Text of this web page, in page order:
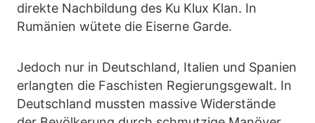
direkte Nachbildung des Ku Klux Klan. In
Rumänien wütete die Eiserne Garde.
Jedoch nur in Deutschland, Italien und Spanien
erlangten die Faschisten Regierungsgewalt. In
Deutschland mussten massive Widerstände